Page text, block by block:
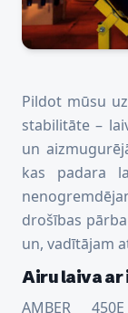
Pildot mūsu
stabilitāte –
un
kas padara
drošības
un, vadītājam
Airu laiva ar
AMBER